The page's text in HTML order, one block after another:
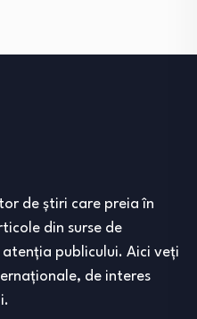
de ştiri care preia în
din surse de
publicului. Aici veţi
de interes